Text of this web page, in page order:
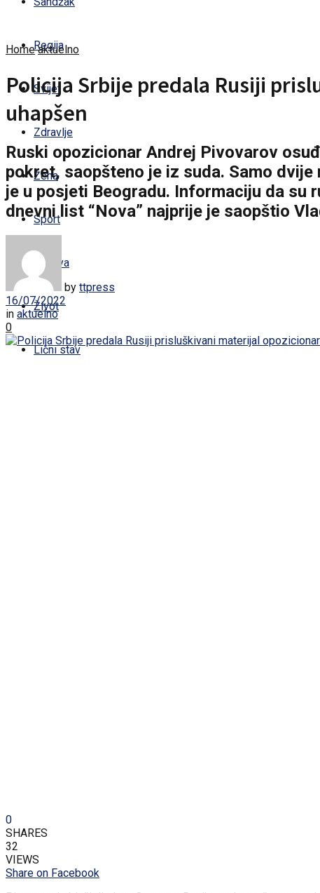
Regija
Svijet
Zdravlje
Žena
Sport
Zabava
Život
Lični stav
Home aktuelno
Policija Srbije predala Rusiji
uhapšen
Ruski opozicionar Andrej Pivovarov
pokret, saopšteno je iz suda. Samo
je u posjeti Beogradu. Informaciju da su
dnevni list “Nova” najprije je saopštio
by ttpress
16/07/2022
in aktuelno
0
0
SHARES
32
VIEWS
Share on Facebook